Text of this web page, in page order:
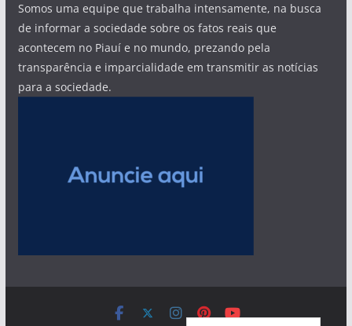
Somos uma equipe que trabalha intensamente, na busca
de informar a sociedade sobre os fatos reais que
acontecem no Piauí e no mundo, prezando pela
transparência e imparcialidade em transmitir as notícias
para a sociedade.